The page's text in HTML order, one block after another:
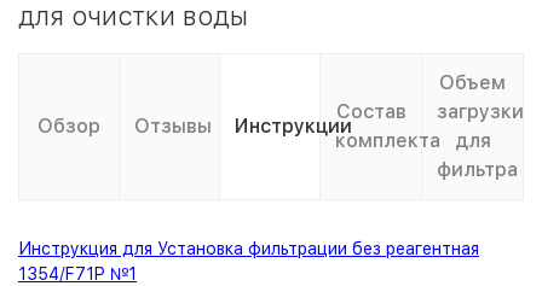
для очистки воды
Обзор Отзывы Инструкции
Состав
комплекта
Объем
загрузки
для
фильтра
Инструкция для Установка фильтрации без реагентная
1354/F71P №1